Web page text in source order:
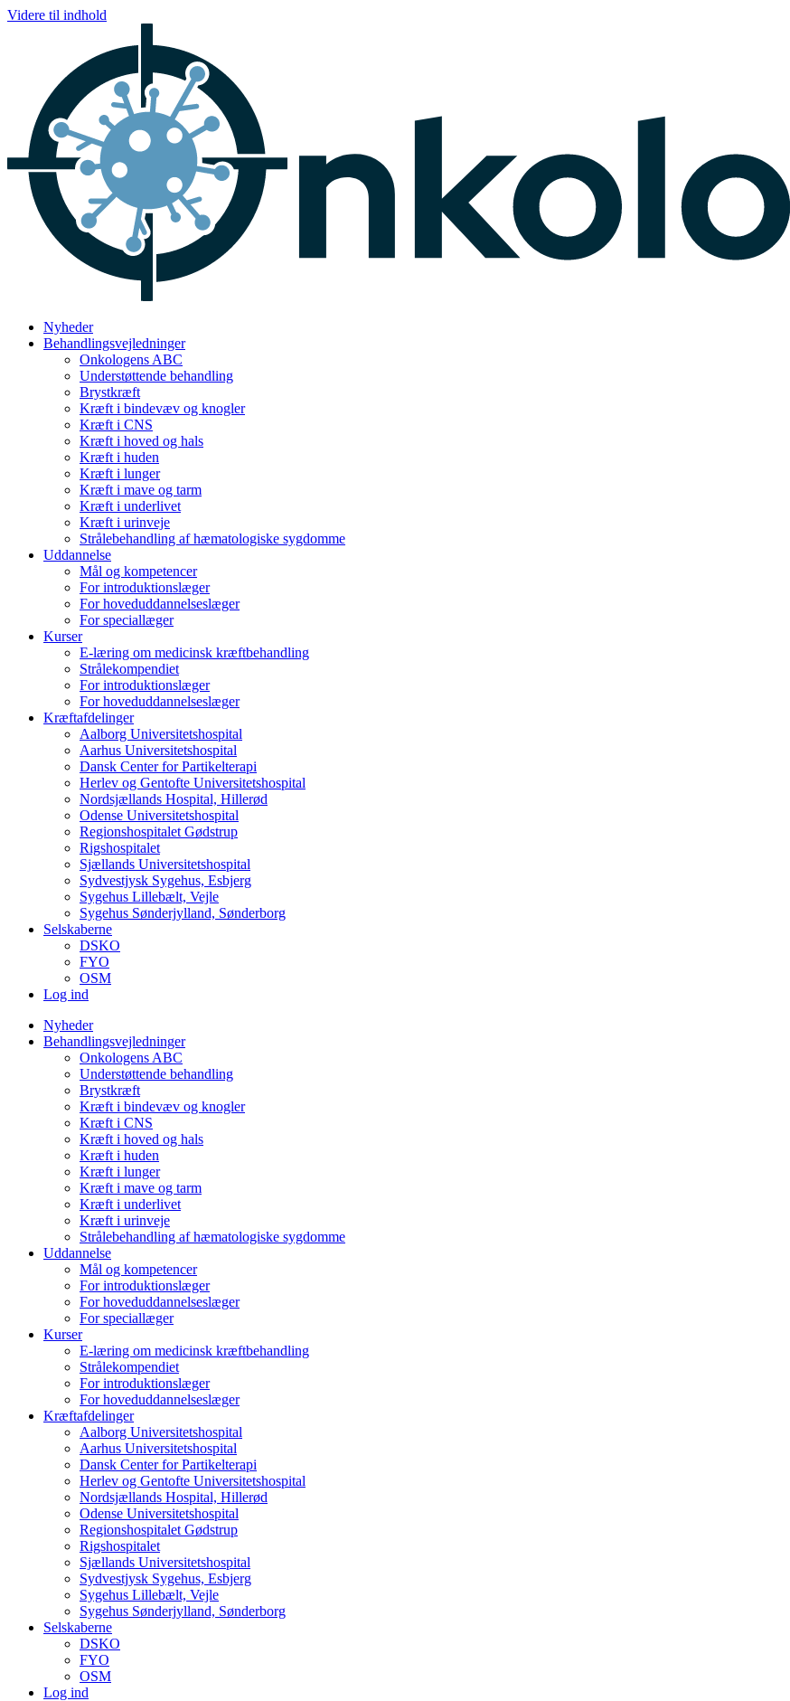
Videre til indhold
Nyheder
Behandlingsvejledninger
Onkologens ABC
Understøttende behandling
Brystkræft
Kræft i bindevæv og knogler
Kræft i CNS
Kræft i hoved og hals
Kræft i huden
Kræft i lunger
Kræft i mave og tarm
Kræft i underlivet
Kræft i urinveje
Strålebehandling af hæmatologiske sygdomme
Uddannelse
Mål og kompetencer
For introduktionslæger
For hoveduddannelseslæger
For speciallæger
Kurser
E-læring om medicinsk kræftbehandling
Strålekompendiet
For introduktionslæger
For hoveduddannelseslæger
Kræftafdelinger
Aalborg Universitetshospital
Aarhus Universitetshospital
Dansk Center for Partikelterapi
Herlev og Gentofte Universitetshospital
Nordsjællands Hospital, Hillerød
Odense Universitetshospital
Regionshospitalet Gødstrup
Rigshospitalet
Sjællands Universitetshospital
Sydvestjysk Sygehus, Esbjerg
Sygehus Lillebælt, Vejle
Sygehus Sønderjylland, Sønderborg
Selskaberne
DSKO
FYO
OSM
Log ind
Nyheder
Behandlingsvejledninger
Onkologens ABC
Understøttende behandling
Brystkræft
Kræft i bindevæv og knogler
Kræft i CNS
Kræft i hoved og hals
Kræft i huden
Kræft i lunger
Kræft i mave og tarm
Kræft i underlivet
Kræft i urinveje
Strålebehandling af hæmatologiske sygdomme
Uddannelse
Mål og kompetencer
For introduktionslæger
For hoveduddannelseslæger
For speciallæger
Kurser
E-læring om medicinsk kræftbehandling
Strålekompendiet
For introduktionslæger
For hoveduddannelseslæger
Kræftafdelinger
Aalborg Universitetshospital
Aarhus Universitetshospital
Dansk Center for Partikelterapi
Herlev og Gentofte Universitetshospital
Nordsjællands Hospital, Hillerød
Odense Universitetshospital
Regionshospitalet Gødstrup
Rigshospitalet
Sjællands Universitetshospital
Sydvestjysk Sygehus, Esbjerg
Sygehus Lillebælt, Vejle
Sygehus Sønderjylland, Sønderborg
Selskaberne
DSKO
FYO
OSM
Log ind